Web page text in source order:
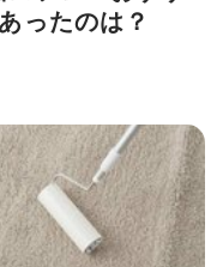
ったのは？